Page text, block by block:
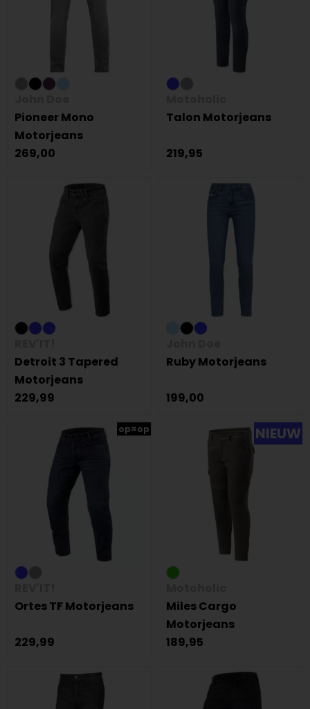
Pioneer Mono
Motorjeans
269,00
Talon Motorjeans
219,95
Detroit 3 Tapered
Motorjeans
229,99
Ruby Motorjeans
199,00
op=op
Ortes TF Motorjeans
229,99
NIEUW
Miles Cargo
Motorjeans
189,95